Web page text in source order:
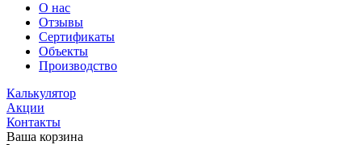
О нас
Отзывы
Сертификаты
Объекты
Производство
Калькулятор
Акции
Контакты
Ваша корзина